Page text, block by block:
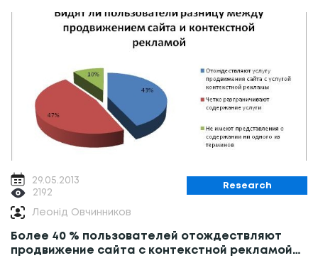
29.05.2013
2192
Research
Леонід Овчинников
Более 40 % пользователей отождествляют
продвижение сайта с контекстной рекламой